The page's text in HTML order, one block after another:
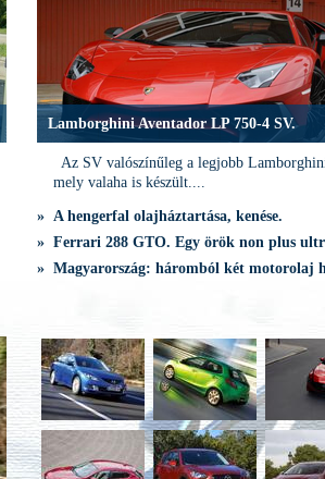
Lamborghini Aventador LP 750-4 SV.
Az SV valószínűleg a legjobb
mely valaha is készült....
» A hengerfal olajháztartása, kenése.
» Ferrari 288 GTO. Egy örök non plus
» Magyarország: háromból két motorolaj